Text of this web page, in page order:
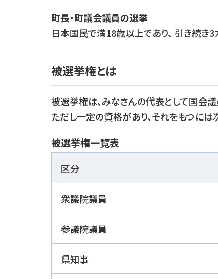
町長・町議会議員の選挙
日本国民で満18歳以上であり、 引き続
被選挙権とは
被選挙権は、みなさんの代表として国会
ただし一定の資格があり、それをもつに
被選挙権一覧表
区分
衆議院議員
参議院議員
県知事